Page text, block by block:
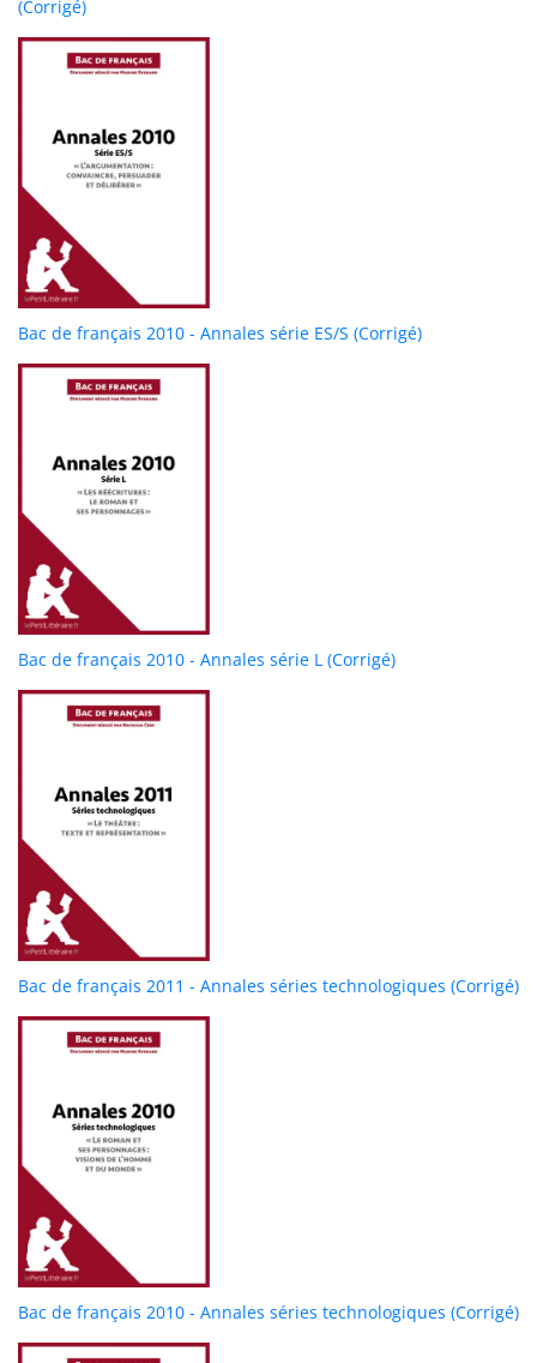
(Corrigé)
Bac de français 2010 - Annales série ES/S (Corrigé)
Bac de français 2010 - Annales série L (Corrigé)
Bac de français 2011 - Annales séries technologiques (Corrigé)
Bac de français 2010 - Annales séries technologiques (Corrigé)